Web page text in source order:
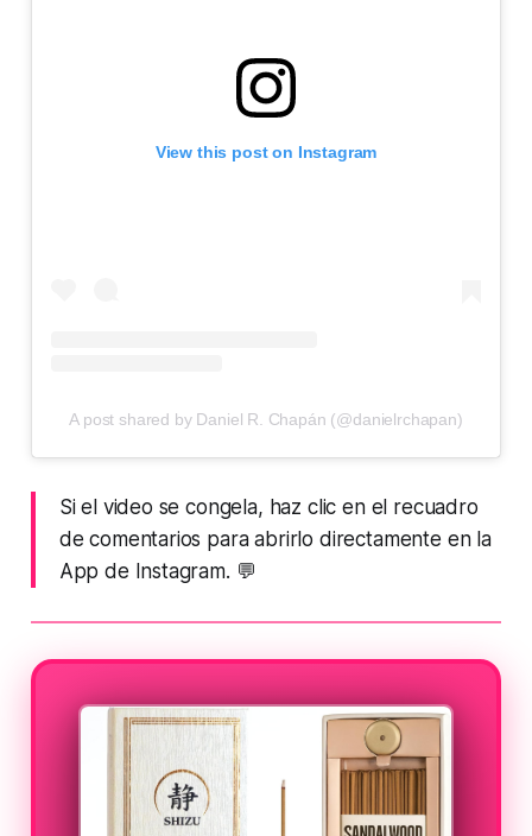
View this post on Instagram
A post shared by Daniel R. Chapán (@danielrchapan)
Si el video se congela, haz clic en el recuadro
de comentarios para abrirlo directamente en la
App de Instagram. 💬